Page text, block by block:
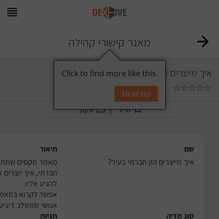
מאגר קישורי קהילה
איך מייצרים הון חברתי בעיר?
☆
☆
☆
☆
☆
0 תגובות
תייג עקוב
שם
איך מייצרים הון חברתי בעיר?
תיאור
אנושי שמשלב
סוג מדיה
תגיות
Click to find more like this.
Next tip